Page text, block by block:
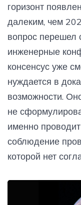
горизонт
далеким, чем
вопрос перешел
инженерные
консенсус уже
нуждается в
возможности.
не
именно
соблюдение
которой нет